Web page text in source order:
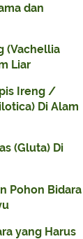
dan
(Vachellia
Liar
Ireng /
Di Alam
(Gluta) Di
Pohon Bidara
yang Harus